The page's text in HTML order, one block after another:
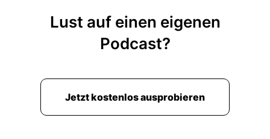
Lust auf einen eigenen
Podcast?
Jetzt kostenlos ausprobieren